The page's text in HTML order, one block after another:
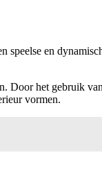
speelse en
Door het gebruik
vormen.